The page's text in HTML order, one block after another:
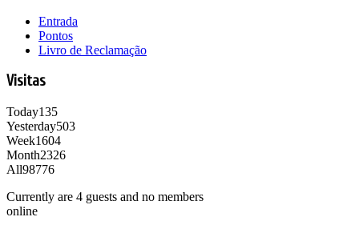
Entrada
Pontos
Livro de Reclamação
Visitas
Today135
Yesterday503
Week1604
Month2326
All98776
Currently are 4 guests and no members
online